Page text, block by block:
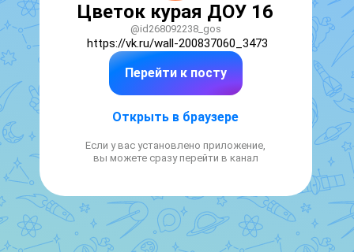
Цветок курая ДОУ 16
@id268092238_gos
https://vk.ru/wall-200837060_3473
Перейти к посту
Открыть в браузере
Если у вас установлено приложение,
вы можете сразу перейти в канал